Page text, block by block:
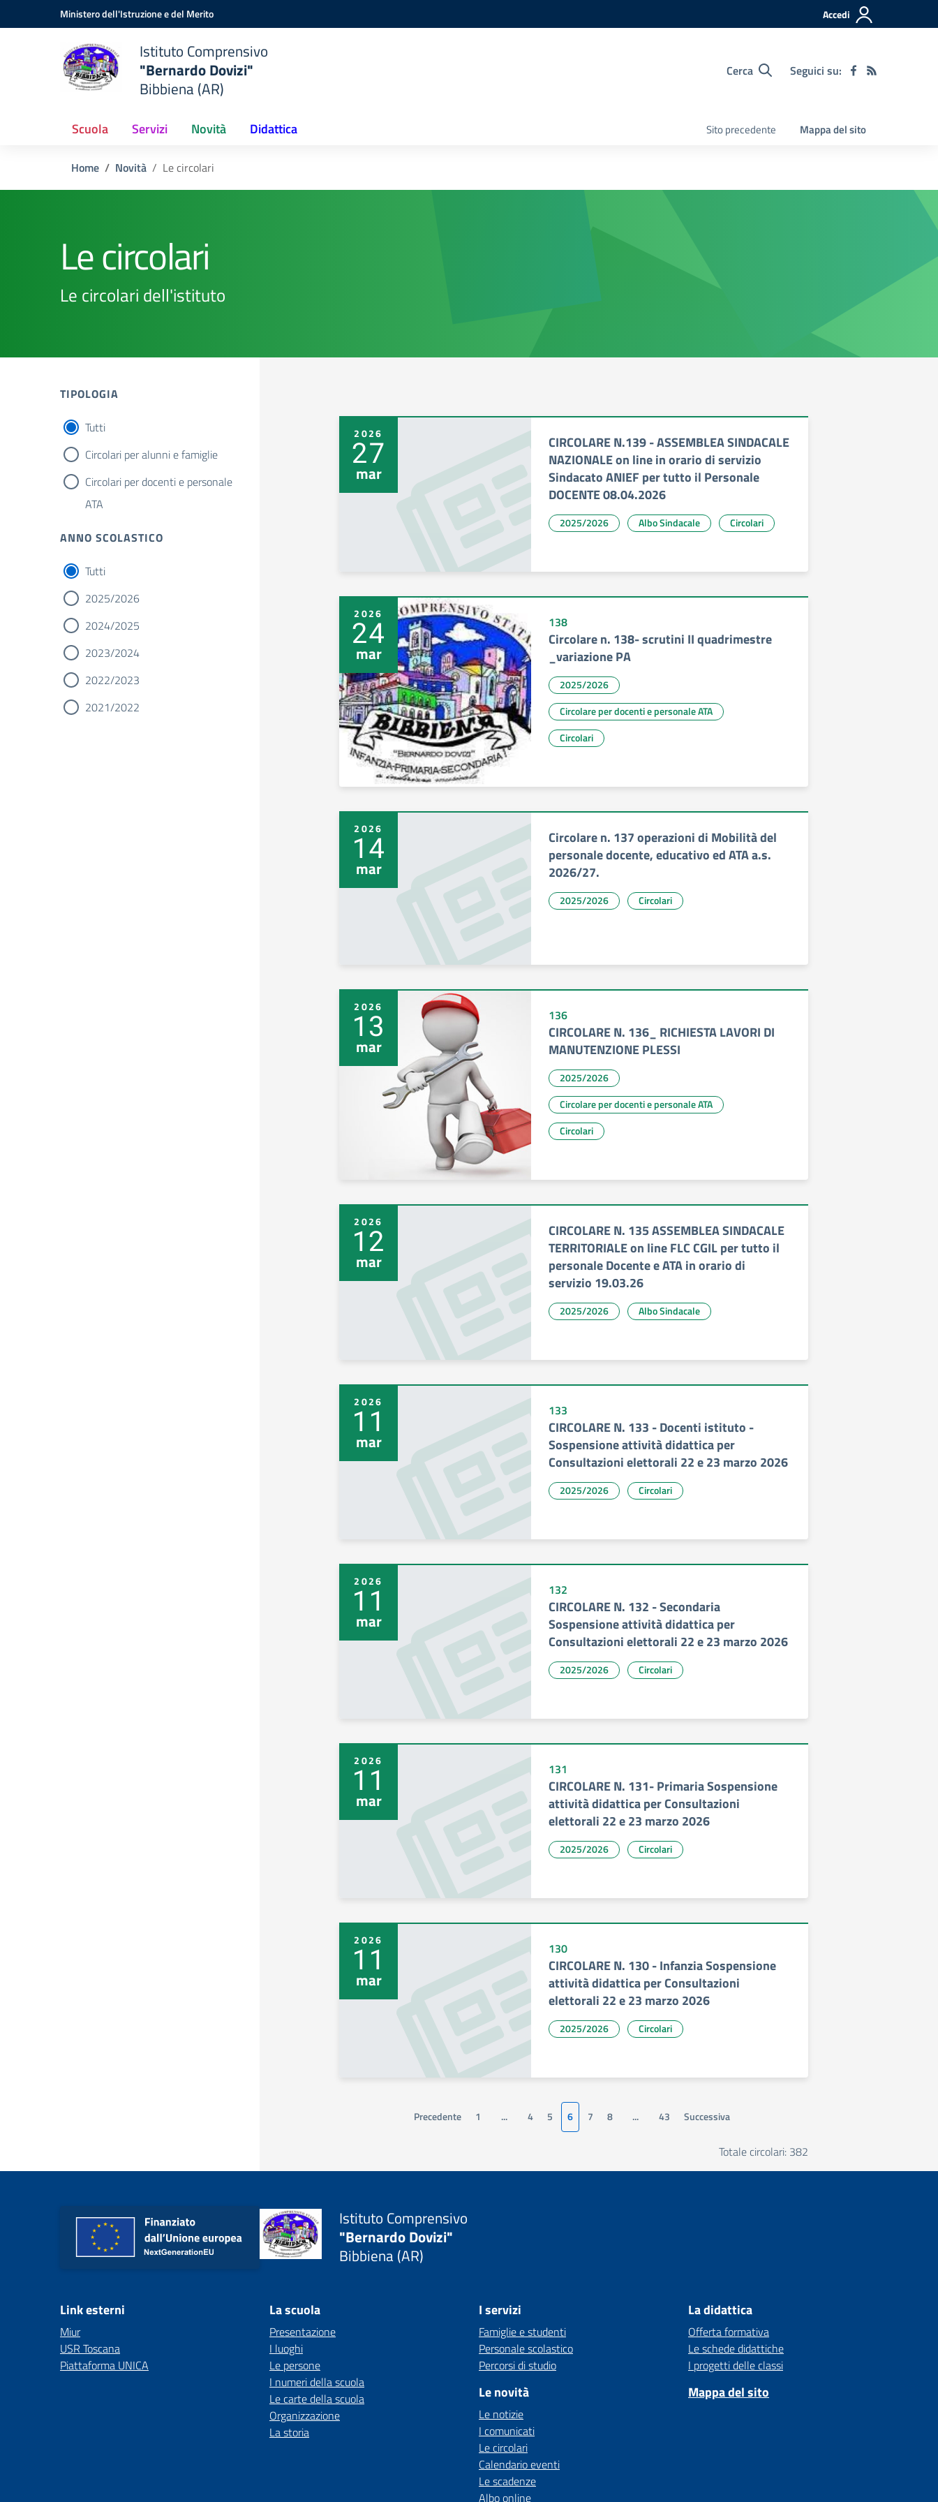
Vai ai contenuti
Vai al menu di navigazioneMinistero dell'Istruzione e del Merito Accedi
Istituto Comprensivo
"Bernardo Dovizi"
Bibbiena (AR)
Cerca Seguici su:
Scuola Servizi Novità Didattica Sito precedente Mappa del sito
Home Novità Le circolari
Le circolari
Le circolari dell'istituto
TIPOLOGIA
Tutti
Circolari per alunni e famiglie
Circolari per docenti e personale
ATA
ANNO SCOLASTICO
Tutti
2025/2026
2024/2025
2023/2024
2022/2023
2021/2022
2026
27
mar
CIRCOLARE N.139 - ASSEMBLEA SINDACALE
NAZIONALE on line in orario di servizio
Sindacato ANIEF per tutto il Personale
DOCENTE 08.04.2026
2025/2026 Albo Sindacale Circolari
2026
24
mar
138
Circolare n. 138- scrutini II quadrimestre
_variazione PA
2025/2026
Circolare per docenti e personale ATA
Circolari
2026
14
mar
Circolare n. 137 operazioni di Mobilità del
personale docente, educativo ed ATA a.s.
2026/27.
2025/2026 Circolari
2026
13
mar
136
CIRCOLARE N. 136_ RICHIESTA LAVORI DI
MANUTENZIONE PLESSI
2025/2026
Circolare per docenti e personale ATA
Circolari
2026
12
mar
CIRCOLARE N. 135 ASSEMBLEA SINDACALE
TERRITORIALE on line FLC CGIL per tutto il
personale Docente e ATA in orario di
servizio 19.03.26
2025/2026 Albo Sindacale
2026
11
mar
133
CIRCOLARE N. 133 - Docenti istituto -
Sospensione attività didattica per
Consultazioni elettorali 22 e 23 marzo 2026
2025/2026 Circolari
2026
11
mar
132
CIRCOLARE N. 132 - Secondaria
Sospensione attività didattica per
Consultazioni elettorali 22 e 23 marzo 2026
2025/2026 Circolari
2026
11
mar
131
CIRCOLARE N. 131- Primaria Sospensione
attività didattica per Consultazioni
elettorali 22 e 23 marzo 2026
2025/2026 Circolari
2026
11
mar
130
CIRCOLARE N. 130 - Infanzia Sospensione
attività didattica per Consultazioni
elettorali 22 e 23 marzo 2026
2025/2026 Circolari
Precedente 1 ... 4 5 6 7 8 ... 43 Successiva
Totale circolari: 382
Istituto Comprensivo
"Bernardo Dovizi"
Bibbiena (AR)
Link esterni
Miur
USR Toscana
Piattaforma UNICA
La scuola
Presentazione
I luoghi
Le persone
I numeri della scuola
Le carte della scuola
Organizzazione
La storia
I servizi
Famiglie e studenti
Personale scolastico
Percorsi di studio
Le novità
Le notizie
I comunicati
Le circolari
Calendario eventi
Le scadenze
Albo online
La didattica
Offerta formativa
Le schede didattiche
I progetti delle classi
Mappa del sito